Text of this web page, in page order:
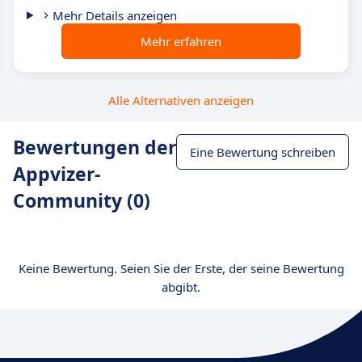
Mehr Details anzeigen
Mehr erfahren
Alle Alternativen anzeigen
Bewertungen der
Appvizer-
Community (0)
Eine Bewertung schreiben
Keine Bewertung. Seien Sie der Erste, der seine Bewertung
abgibt.